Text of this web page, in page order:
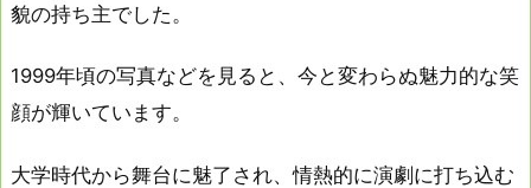
貌の持ち主でした。
1999年頃の写真などを見ると、今と変わらぬ魅力的な笑
顔が輝いています。
大学時代から舞台に魅了され、情熱的に演劇に打ち込む